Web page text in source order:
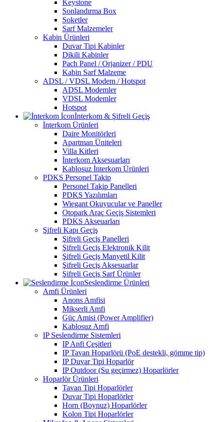
Keystone
Sonlandırma Box
Soketler
Sarf Malzemeler
Kabin Ürünleri
Duvar Tipi Kabinler
Dikili Kabinler
Pach Panel / Orjanizer / PDU
Kabin Sarf Malzeme
ADSL / VDSL Modem / Hotspot
ADSL Modemler
VDSL Modemler
Hotspot
İnterkom & Şifreli Geçiş
İnterkom Ürünleri
Daire Monitörleri
Apartman Üniteleri
Villa Kitleri
İnterkom Aksesuarları
Kablosuz İnterkom Ürünleri
PDKS Personel Takip
Personel Takip Panelleri
PDKS Yazılımları
Wiegant Okuyucular ve Paneller
Otopark Araç Geçiş Sistemleri
PDKS Akseuarları
Şifreli Kapı Geçiş
Şifreli Geçiş Panelleri
Şifreli Geçiş Elektronik Kilit
Şifreli Geçiş Manyetil Kilit
Şifreli Geçiş Aksesuarlar
Şifreli Geçiş Sarf Ürünler
Seslendirme Ürünleri
Amfi Ürünleri
Anons Amfisi
Mikserli Amfi
Güç Amisi (Power Amplifier)
Kablosuz Amfi
IP Seslendirme Sistemleri
IP Anfi Çeşitleri
IP Tavan Hoparlörü (PoE destekli, gömme tip)
IP Duvar Tipi Hoparlör
IP Outdoor (Su geçirmez) Hoparlörler
Hoparlör Ürünleri
Tavan Tipi Hoparlörler
Duvar Tipi Hoparlörler
Horn (Boynuz) Hoparlörler
Kolon Tipi Hoparlörler